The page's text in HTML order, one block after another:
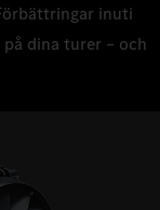
inuti
dina turer – och